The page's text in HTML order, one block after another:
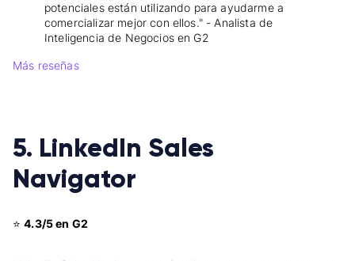
potenciales están utilizando para ayudarme a
comercializar mejor con ellos." - Analista de
Inteligencia de Negocios en G2
Más reseñas
5. LinkedIn Sales
Navigator
⭐4.3/5 en G2